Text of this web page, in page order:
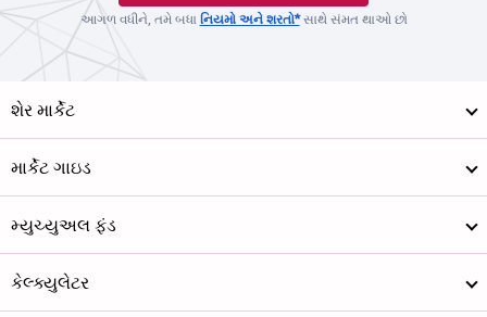
આગળ વધીને, તમે બધા નિયમો અને શરતો*સાથે સંમત થાઓ છો
શેર માર્કેટ
માર્કેટ ગાઇડ
મ્યુચ્યુઅલ ફંડ
કેલ્ક્યુલેટર